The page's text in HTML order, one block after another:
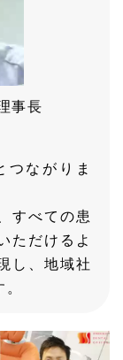
事長
つながりま
すべての患
ただけるよ
し、地域社